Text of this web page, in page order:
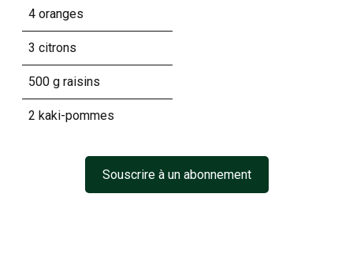
4 oranges
3 citrons
500 g raisins
2 kaki-pommes
Souscrire à un abonnement